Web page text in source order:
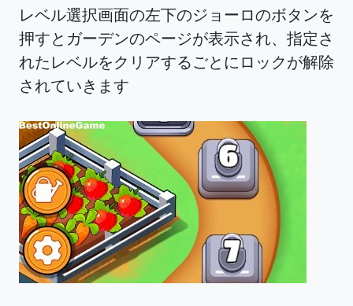
レベル選択画面の左下のジョーロのボタンを
押すとガーデンのページが表示され、指定さ
れたレベルをクリアするごとにロックが解除
されていきます